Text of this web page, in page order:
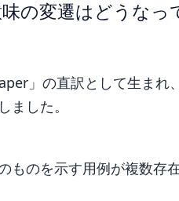
の変遷はどうなっ
」の直訳として生まれ
ました。
ものを示す用例が複数存